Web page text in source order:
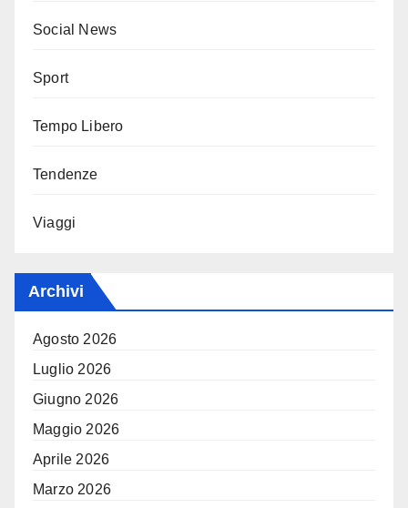
Social News
Sport
Tempo Libero
Tendenze
Viaggi
Archivi
Agosto 2026
Luglio 2026
Giugno 2026
Maggio 2026
Aprile 2026
Marzo 2026